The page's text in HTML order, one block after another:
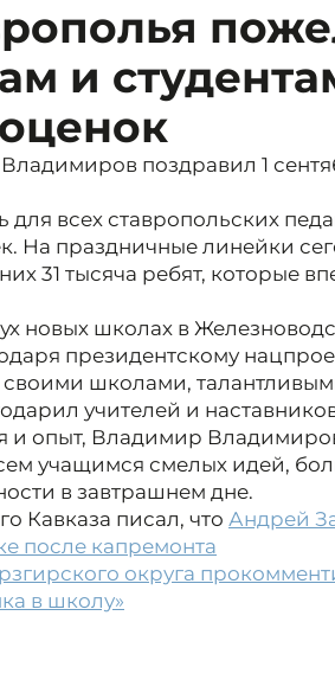
и
поздравил 1
всех ставропольских
На праздничные линейки
31 тысяча ребят, которые
новых школах в
президентскому
своими школами,
учителей и
и опыт, Владимир
учащимся смелых идей,
в завтрашнем дне.
Кавказа писал, что Андрей
после капремонта
округа
в школу»